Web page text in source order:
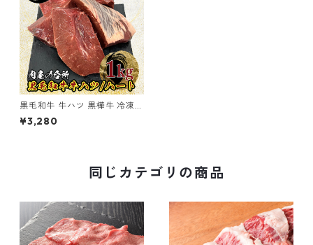
黒毛和牛 牛ハツ 黒樺牛 冷凍真
空パック 1kg 要加熱 【送料無
料】
¥3,280
同じカテゴリの商品